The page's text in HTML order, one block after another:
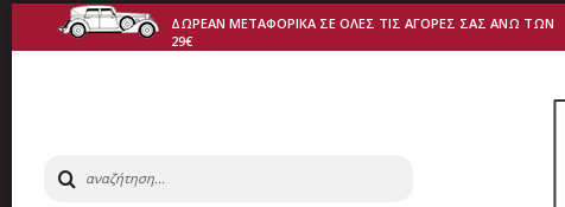
ΔΩΡΕΑΝ ΜΕΤΑΦΟΡΙΚΑ ΣΕ ΟΛΕΣ ΤΙΣ ΑΓΟΡΕΣ ΣΑΣ ΑΝΩ ΤΩΝ
29€